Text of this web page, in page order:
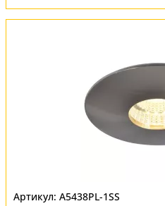
A5438PL-1SS